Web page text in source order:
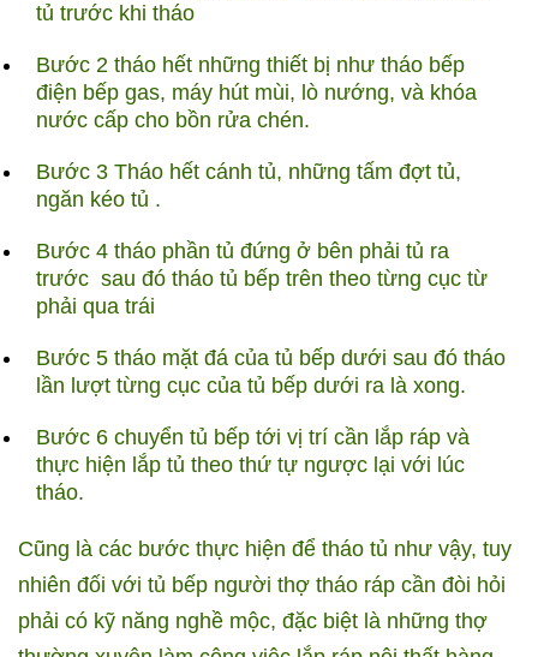
tủ trước khi tháo
Bước 2 tháo hết những thiết bị như tháo bếp
điện bếp gas, máy hút mùi, lò nướng, và khóa
nước cấp cho bồn rửa chén.
Bước 3 Tháo hết cánh tủ, những tấm đợt tủ,
ngăn kéo tủ .
Bước 4 tháo phần tủ đứng ở bên phải tủ ra
trước sau đó tháo tủ bếp trên theo từng cục từ
phải qua trái
Bước 5 tháo mặt đá của tủ bếp dưới sau đó tháo
lần lượt từng cục của tủ bếp dưới ra là xong.
Bước 6 chuyển tủ bếp tới vị trí cần lắp ráp và
thực hiện lắp tủ theo thứ tự ngược lại với lúc
tháo.
Cũng là các bước thực hiện để tháo tủ như vậy, tuy
nhiên đối với tủ bếp người thợ tháo ráp cần đòi hỏi
phải có kỹ năng nghề mộc, đặc biệt là những thợ